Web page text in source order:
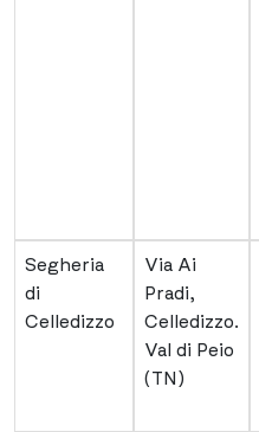
Segheria
di
Celledizzo
Via Ai
Pradi,
Celledizzo.
Val di Peio
(TN)